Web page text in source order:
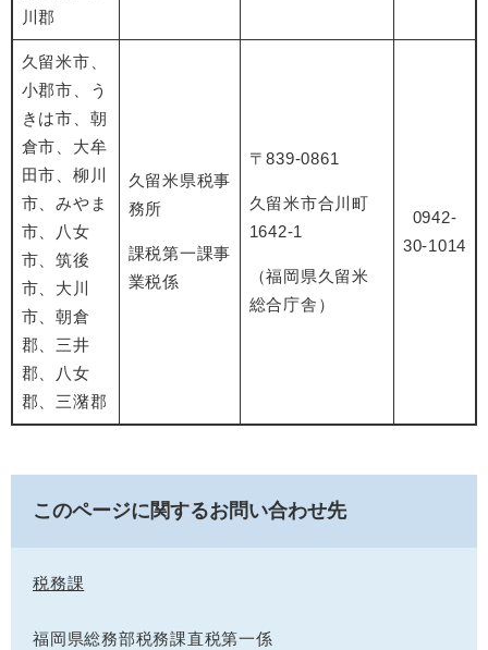
川郡
久留米市、
小郡市、う
きは市、朝
倉市、大牟
田市、柳川
市、みやま
市、八女
市、筑後
市、大川
市、朝倉
郡、三井
郡、八女
郡、三潴郡
久留米県税事
務所
課税第一課事
業税係
〒839-0861
久留米市合川町
1642-1
（福岡県久留米
総合庁舎）
0942-
30-1014
このページに関するお問い合わせ先
税務課
福岡県総務部税務課直税第一係